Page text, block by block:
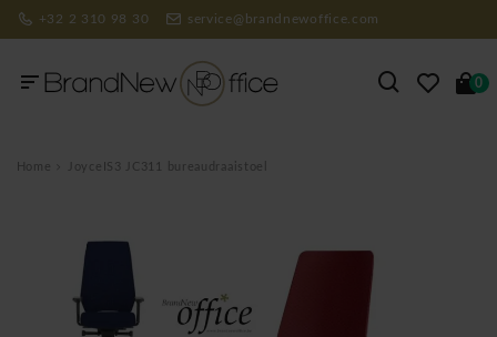
+32 2 310 98 30 service@brandnewoffice.com
0
Home JoyceIS3 JC311 bureaudraaistoel